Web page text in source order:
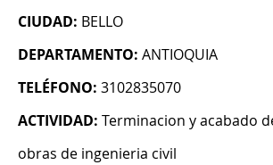
CIUDAD: BELLO
DEPARTAMENTO: ANTIOQUIA
TELÉFONO: 3102835070
ACTIVIDAD: Terminacion y acabado
obras de ingenieria civil